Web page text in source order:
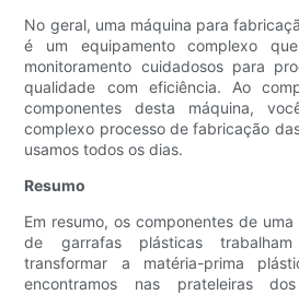
No geral, uma máquina para
é um equipamento complexo
monitoramento cuidadosos para
qualidade com eficiência. Ao
componentes desta máquina,
complexo processo de fabricação
usamos todos os dias.
Resumo
Em resumo, os componentes de
de garrafas plásticas
transformar a matéria-prima
encontramos nas prateleiras